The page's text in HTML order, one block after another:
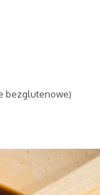
bezglutenowe)